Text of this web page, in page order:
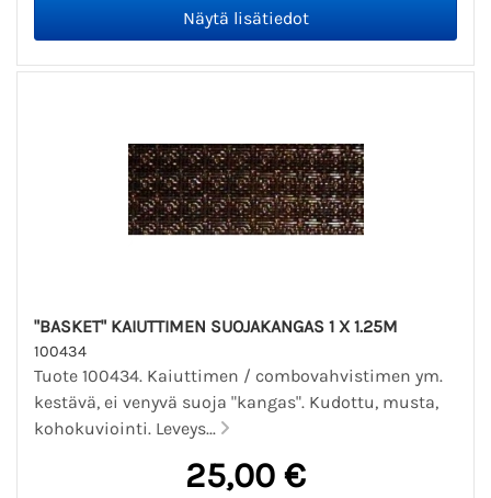
"BASKET" KAIUTTIMEN SUOJAKANGAS 1 X 1.25M
100434
Tuote 100434. Kaiuttimen / combovahvistimen ym.
kestävä, ei venyvä suoja "kangas". Kudottu, musta,
kohokuviointi. Leveys...
25,00 €